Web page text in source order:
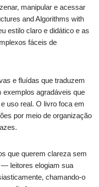
manipular e acessar
and Algorithms with
estilo claro e didático e as
fáceis de
e fluídas que traduzem
exemplos agradáveis que
uso real. O livro foca em
por meio de organização
que querem clareza sem
— leitores elogiam sua
chamando-o